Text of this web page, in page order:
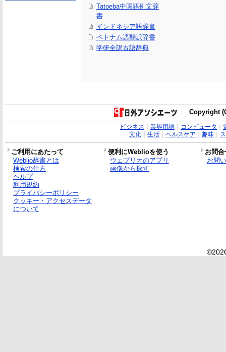
Tatoeba中国語例文辞
書
インドネシア語辞書
ベトナム語翻訳辞書
学研全訳古語辞典
Copyright
ビジネス 業界用語｜ コンピュータ
文化｜ 生活｜ ヘルスケア 趣味｜
ご利用にあたって 便利にWeblioを使う
お問
Weblio辞書とは
検索の仕方
ヘルプ
利用規約
プライバシーポリシー
クッキー・アクセスデータ
について
ウェブリオのアプリ
画像から探す
お問